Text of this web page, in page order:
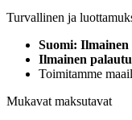
Turvallinen ja
Suomi:
Ilmainen
Toimitamme
Mukavat maksutavat